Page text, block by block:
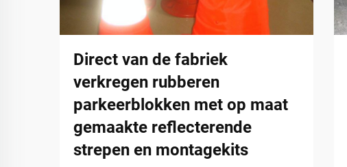
Direct van de fabriek
verkregen rubberen
parkeerblokken met op maat
gemaakte reflecterende
strepen en montagekits